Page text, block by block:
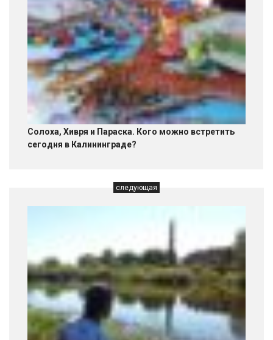
Солоха, Хивря и Параска. Кого можно встретить
сегодня в Калининграде?
следующая